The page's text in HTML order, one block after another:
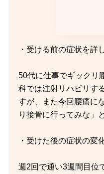
・受ける前の症状を詳
50代に仕事でギックリ
科では注射リハビリす
すが、また今回腰痛に
り接骨に行ってみな」
・受けた後の症状の変
週2回で通い3週間目位